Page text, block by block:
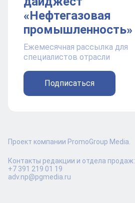
«Нефтегазовая
промышленность»
Ежемесячная рассылка для
специалистов отрасли
Подписаться
Проект компании PromoGroup Media.
Контакты редакции и отдела продаж:
+7 391 219 01 19
adv.np@pgmedia.ru